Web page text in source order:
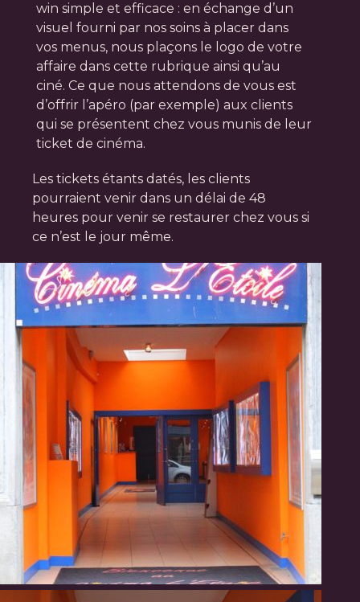
win simple et efficace : en échange d’un
visuel fourni par nos soins à placer dans
vos menus, nous plaçons le logo de votre
affaire dans cette rubrique ainsi qu’au
ciné. Ce que nous attendons de vous est
d’offrir l’apéro (par exemple) aux clients
qui se présentent chez vous munis de leur
ticket de cinéma.
Les tickets étants datés, les clients
pourraient venir dans un délai de 48
heures pour venir se restaurer chez vous si
ce n’est le jour même.